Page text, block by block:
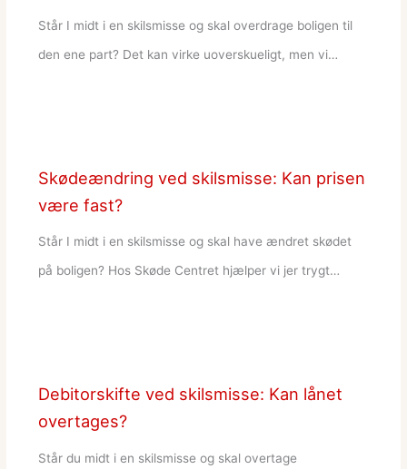
Står I midt i en skilsmisse og skal overdrage boligen til
den ene part? Det kan virke uoverskueligt, men vi…
Skødeændring ved skilsmisse: Kan prisen
være fast?
Står I midt i en skilsmisse og skal have ændret skødet
på boligen? Hos Skøde Centret hjælper vi jer trygt…
Debitorskifte ved skilsmisse: Kan lånet
overtages?
Står du midt i en skilsmisse og skal overtage